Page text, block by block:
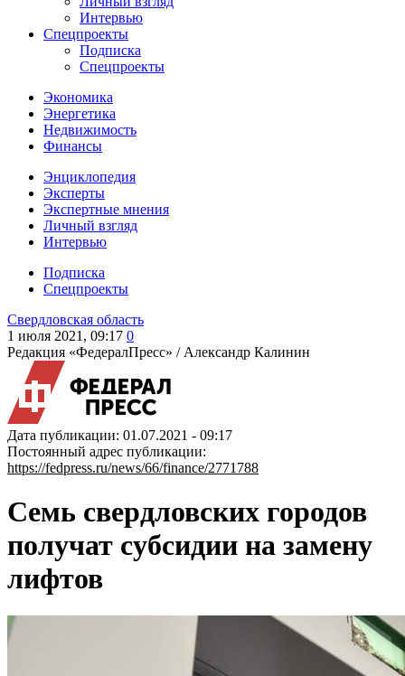
Интервью
Спецпроекты
Подписка
Спецпроекты
Экономика
Энергетика
Недвижимость
Финансы
Энциклопедия
Эксперты
Экспертные мнения
Личный взгляд
Интервью
Подписка
Спецпроекты
Свердловская область
1 июля 2021, 09:17 0
Редакция «ФедералПресс» / Александр Калинин
Дата публикации: 01.07.2021 - 09:17
Постоянный адрес публикации:
https://fedpress.ru/news/66/finance/2771788
Семь свердловских городов
получат субсидии на замену
лифтов